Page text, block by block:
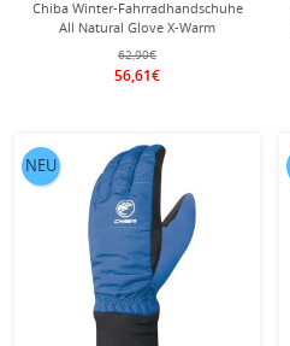
Chiba Winter-Fahrradhandschuhe
All Natural Glove X-Warm
dunkelgrau - 1 Paar
62,90€
56,61€
NEU